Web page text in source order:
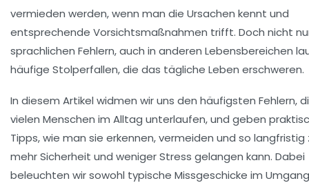
vermieden werden, wenn man die Ursachen kennt und
entsprechende Vorsichtsmaßnahmen trifft. Doch nicht
sprachlichen Fehlern, auch in anderen Lebensbereichen
häufige Stolperfallen, die das tägliche Leben erschweren.
In diesem Artikel widmen wir uns den häufigsten Fehlern,
vielen Menschen im Alltag unterlaufen, und geben
Tipps, wie man sie erkennen, vermeiden und so langfristig
mehr Sicherheit und weniger Stress gelangen kann. Dabei
beleuchten wir sowohl typische Missgeschicke im